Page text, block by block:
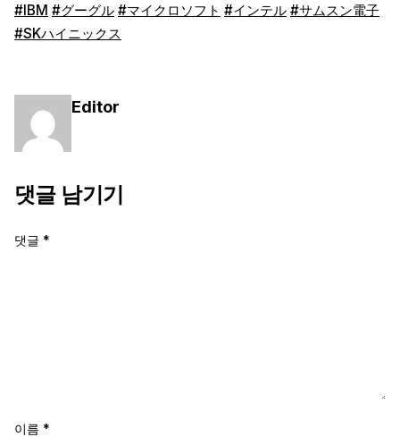
#IBM #グーグル #マイクロソフト #インテル #サムスン電子
#SKハイニックス
Editor
댓글 남기기
댓글 *
이름 *